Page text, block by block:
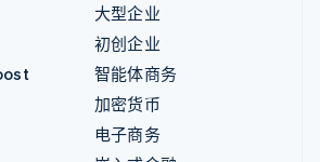
大型企业
初创企业
智能体商务
加密货币
电子商务